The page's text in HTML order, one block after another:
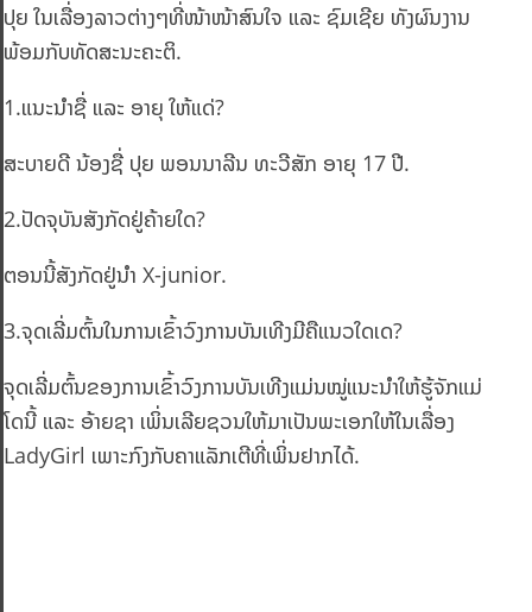
ປຸຍ ໃນເລື່ອງລາວຕ່າງໆທີ່ໜ້າໜ້າສົນໃຈ ແລະ ຊົມເຊີຍ ທັງຜົນງານ
ພ້ອມກັບທັດສະນະຄະຕິ.
1.ແນະນຳຊື່ ແລະ ອາຍຸ ໃຫ້ແດ່?
ສະບາຍດີ ນ້ອງຊື່ ປຸຍ ພອນນາລີນ ທະວີສັກ ອາຍຸ 17 ປີ.
2.ປັດຈຸບັນສັງກັດຢູ່ຄ້າຍໃດ?
ຕອນນີ້ສັງກັດຢູ່ນຳ X-junior.
3.ຈຸດເລີ່ມຕົ້ນໃນການເຂົ້າວົງການບັນເທີງມີຄືແນວໃດເດ?
ຈຸດເລີ່ມຕົ້ນຂອງການເຂົ້າວົງການບັນເທີງແມ່ນໝູ່ແນະນຳໃຫ້ຮູ້ຈັກແມ່
ໂດນີ້ ແລະ ອ້າຍຊາ ເພິ່ນເລີຍຊວນໃຫ້ມາເປັນພະເອກໃຫ້ໃນເລື່ອງ
LadyGirl ເພາະກົງກັບຄາແລັກເຕີທີ່ເພິ່ນຢາກໄດ້.